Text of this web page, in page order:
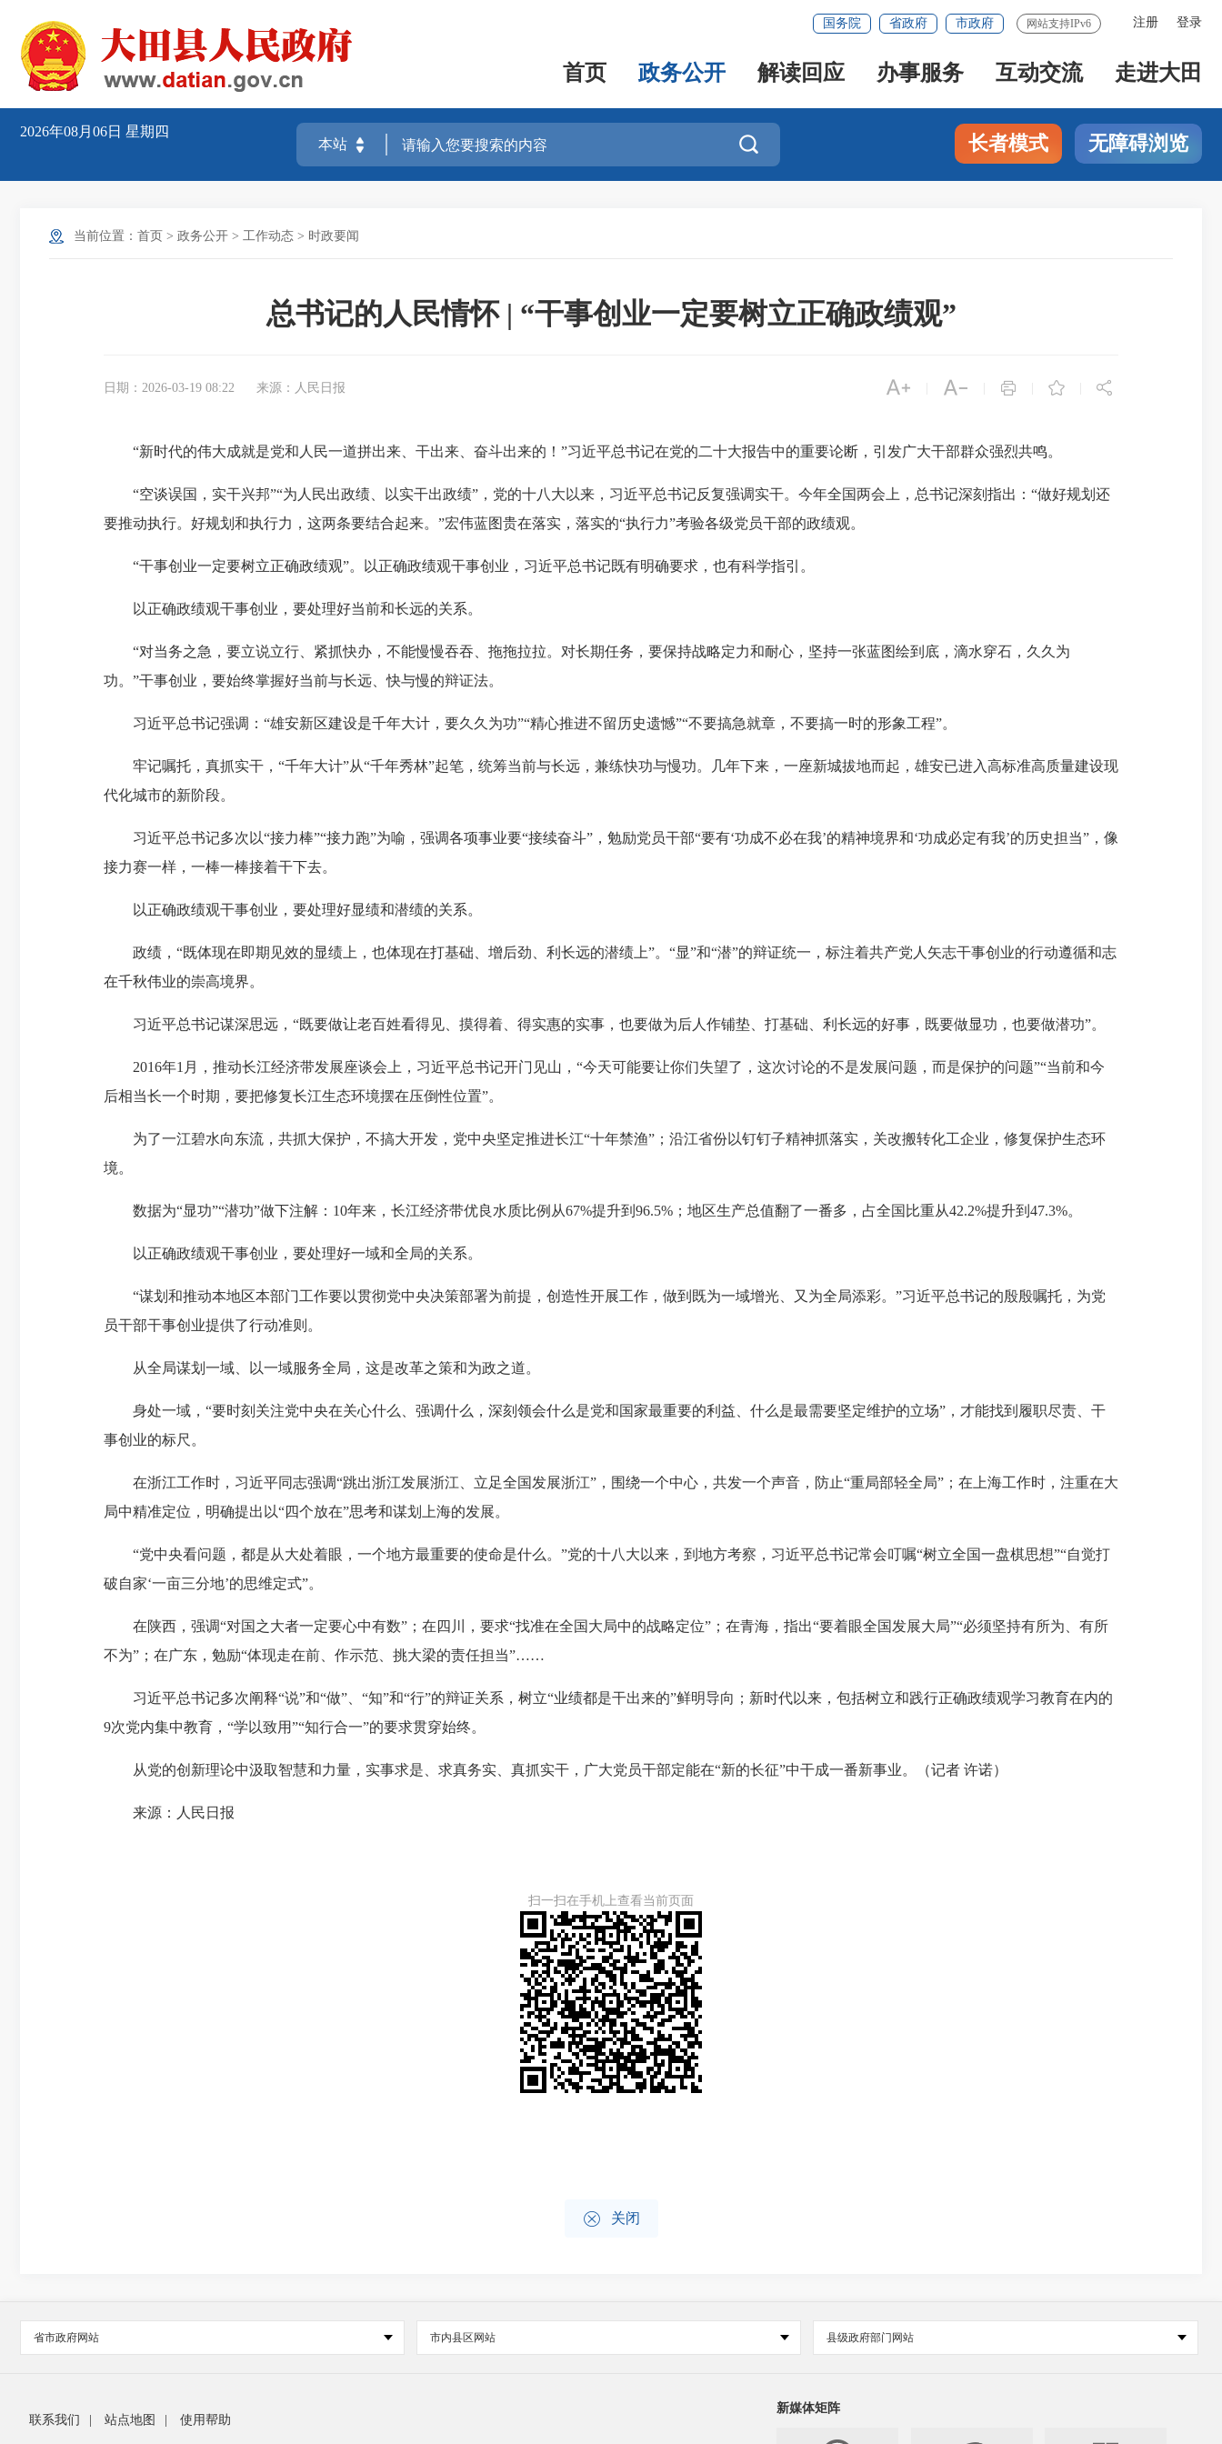
注册 登录
国务院 省政府 市政府 网站支持IPv6
首页 政务公开 解读回应 办事服务 互动交流 走进大田
2026年08月06日 星期四
 长者模式 无障碍浏览
当前位置： 首页 > 政务公开 > 工作动态 > 时政要闻
总书记的人民情怀 | “干事创业一定要树立正确政绩观”
日期：2026-03-19 08:22 来源：人民日报     
“新时代的伟大成就是党和人民一道拼出来、干出来、奋斗出来的！”习近平总书记在党的二十大报告中的重要论断，引发广大干部群众强烈共鸣。
“空谈误国，实干兴邦”“为人民出政绩、以实干出政绩”，党的十八大以来，习近平总书记反复强调实干。今年全国两会上，总书记深刻指出：“做好规划还
要推动执行。 好规划 和执行力，这两条要结合起来。”宏伟蓝图贵在落实，落实的“执行力”考验各级党员干部的政绩观。
“干事创业一定要树立正确政绩观”。以正确政绩观干事创业，习近平总书记既有明确要求，也有科学指引。
以正确政绩观干事创业，要处理好当前和长远的关系。
“对当务之急，要立说立行、紧抓快办，不能慢慢吞吞、拖拖拉拉。对长期任务，要保持战略定力和耐心，坚持一张蓝图绘到底，滴水穿石，久久为
功。”干事创业，要始终掌握好当前与长远、快与慢的辩证法。
习近平总书记强调：“雄安新区建设是千年大计，要久久为功”“精心推进不留历史遗憾”“不要搞急就章，不要搞一时的形象工程”。
牢记嘱托，真抓实干，“千年大计”从“千年秀林”起笔，统筹当前与长远，兼练快功与慢功。几年下来，一座新城拔地而起，雄安已进入高标准高质量建设现
代化城市的新阶段。
习近平总书记多次以“接力棒”“接力跑”为喻，强调各项事业要“接续奋斗”，勉励党员干部“要有‘功成不必在我’的精神境界和‘功成必定有我’的历史担当”，像
接力赛一样，一棒一棒接着干下去。
以正确政绩观干事创业，要处理好显绩和潜绩的关系。
政绩，“既体现在即期见效的显绩上，也体现在打基础、增后劲、利长远的潜绩上”。“显”和“潜”的辩证统一，标注着共产党人矢志干事创业的行动遵循和志
在千秋伟业的崇高境界。
习近平总书记谋深思远，“既要做让老百姓看得见、摸得着、得实惠的实事，也要做为后人作铺垫、打基础、利长远的好事，既要做显功，也要做潜功”。
2016年1月，推动长江经济带发展座谈会上，习近平总书记开门见山，“今天可能要让你们失望了，这次讨论的不是发展问题，而是保护的问题”“当前和今
后相当长一个时期，要把修复长江生态环境摆在压倒性位置”。
为了一江碧水向东流，共抓大保护，不搞大开发，党中央坚定推进长江“十年禁渔” ；沿江省份以钉钉子精神抓落实，关改搬转化工企业，修复保护生态环
境。
数据为“显功”“潜功”做下注解：10年来，长江经济带优良水质比例从67%提升到96.5%；地区生产总值翻了一番多，占全国比重从42.2%提升到47.3%。
以正确政绩观干事创业，要处理好一域和全局的关系。
“谋划和推动本地区本部门工作要以贯彻党中央决策部署为前提，创造性开展工作，做到既为一域增光、又为全局添彩。”习近平总书记的殷殷嘱托，为党
员干部干事创业提供了行动准则。
从全局谋划一域、以一域服务全局，这是改革之策和为政之道。
身处一域，“要时刻关注党中央在关心什么、强调什么，深刻领会什么是党和国家最重要的利益、什么是最需要坚定维护的立场”，才能找到履职尽责、干
事创业的标尺。
在浙江工作时，习近平同志强调“跳出浙江发展浙江、立足全国发展浙江”，围绕一个中心，共发一个声音，防止“重局部轻全局”；在上海工作时，注重在大
局中精准定位，明确提出以“四个放在”思考和谋划上海的发展。
“党中央看问题，都是从大处着眼，一个地方最重要的使命是什么。”党的十八大以来，到地方考察，习近平总书记常会叮嘱“树立全国一盘棋思想”“自觉打
破自家‘一亩三分地’的思维定式”。
在陕西，强调“对国之大者一定要心中有数”；在四川，要求“找准在全国大局中的战略定位”；在青海，指出“要着眼全国发展大局”“必须坚持有所为、有所
不为”；在广东，勉励“体现走在前、作示范、挑大梁的责任担当”……
习近平总书记多次阐释“说”和“做”、“知”和“行”的辩证关系，树立“业绩都是干出来的”鲜明导向；新时代以来，包括树立和践行正确政绩观学习教育在内的
9次党内集中教育，“学以致用”“知行合一”的要求贯穿始终。
从党的创新理论中汲取智慧和力量，实事求是、求真务实、真抓实干，广大党员干部定能在“新的长征”中干成一番新事业。（记者 许诺）
来源：人民日报
扫一扫在手机上查看当前页面
 关闭
省市政府网站 市内县区网站 县级政府部门网站
联系我们 站点地图 使用帮助
新媒体矩阵